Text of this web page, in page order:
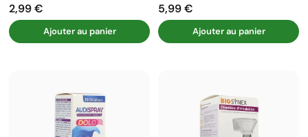
Prix
2,99 €
Ajouter au panier
Prix
5,99 €
Ajouter au panier